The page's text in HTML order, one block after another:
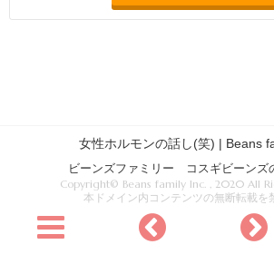
女性ホルモンの話し(笑) | Beans
ビーンズファミリー コスギビーンズ
Copyright© Beans family Inc. , 2020 All
本ドメイン内コンテンツの無断転載を